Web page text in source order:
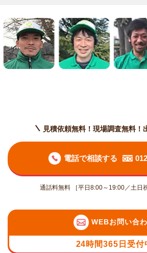
見積依頼無料！現場調査無料！
電話で相談する
通話料無料 ［平日8:00～19:00／土日
WEBお問い合
24時間365日受付